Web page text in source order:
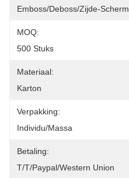
Emboss/Deboss/Zijde-Scherm
MOQ:
500 Stuks
Materiaal:
Karton
Verpakking:
Individu/Massa
Betaling:
T/T/Paypal/Western Union